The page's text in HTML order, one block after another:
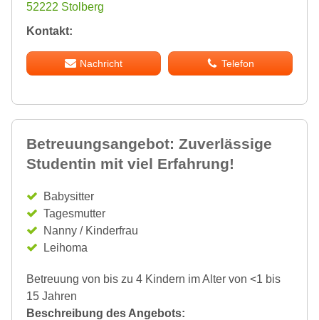
52222 Stolberg
Kontakt:
Nachricht Telefon
Betreuungsangebot: Zuverlässige
Studentin mit viel Erfahrung!
Babysitter
Tagesmutter
Nanny / Kinderfrau
Leihoma
Betreuung von bis zu 4 Kindern im Alter von <1 bis
15 Jahren
Beschreibung des Angebots: